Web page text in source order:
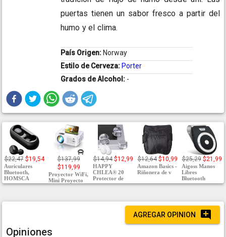
puertas tienen un sabor fresco a partir del
humo y el clima.
País Origen: Norway
Estilo de Cerveza: Porter
Grados de Alcohol: -
$22,47 $19,54
Auriculares
Bluetooth,
HOMSCA
$137,99
$119,99
Proyector WiFi,
Mini Proyecto
$14,94 $12,99
HAPPY
CHLEA® 20
Protector de
$12,64 $10,99
Amazon Basics -
Riñonera de v
$25,29 $21,99
Aigoss Manos
Libres
Bluetooth
AGREGAR OPINION
Opiniones